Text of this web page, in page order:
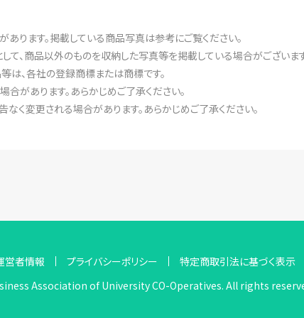
ります。掲載している商品写真は参考にご覧ください。
、商品以外のものを収納した写真等を掲載している場合がございます
は、各社の登録商標または商標です。
があります。あらかじめご了承ください。
く変更される場合があります。あらかじめご了承ください。
営者情報 プライバシーポリシー
特定商取引法に基づく表示
Association of University CO-Operatives. All rights